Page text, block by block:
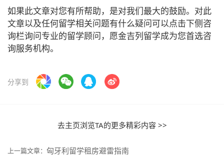
如果此文章对您有所帮助，是对我们最大的鼓励。对此
文章以及任何留学相关问题有什么疑问可以点击下侧咨
询栏询问专业的留学顾问，愿金吉列留学成为您首选咨
询服务机构。
分享到
去主页浏览TA的更多精彩内容 >>
上一篇文章： 匈牙利留学租房避雷指南